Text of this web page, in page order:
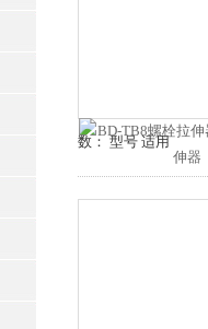
数： 型号 适用